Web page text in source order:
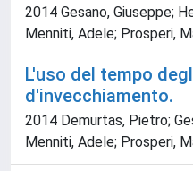
2014 Gesano, Giuseppe;
Menniti, Adele; Prosperi,
L'uso del tempo
d'invecchiamento.
2014 Demurtas, Pietro;
Menniti, Adele; Prosperi,